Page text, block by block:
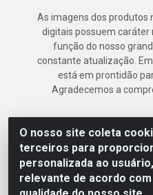
O nosso site coleta
terceiros para
personalizada ao
relevante de acordo
As imagens dos produtos
digitais possuem
função do nosso
constante atualização.
está em prontidão
Agradecemos a
Deskontão Atacado - Av.
Imbiribeira - Recife/PE - CEP